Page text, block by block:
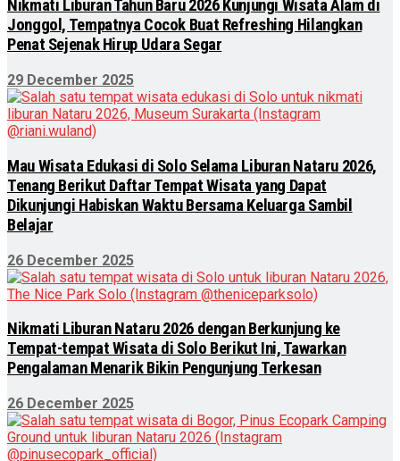
Nikmati Liburan Tahun Baru 2026 Kunjungi Wisata Alam di
Jonggol, Tempatnya Cocok Buat Refreshing Hilangkan
Penat Sejenak Hirup Udara Segar
29 December 2025
Mau Wisata Edukasi di Solo Selama Liburan Nataru 2026,
Tenang Berikut Daftar Tempat Wisata yang Dapat
Dikunjungi Habiskan Waktu Bersama Keluarga Sambil
Belajar
26 December 2025
Nikmati Liburan Nataru 2026 dengan Berkunjung ke
Tempat-tempat Wisata di Solo Berikut Ini, Tawarkan
Pengalaman Menarik Bikin Pengunjung Terkesan
26 December 2025